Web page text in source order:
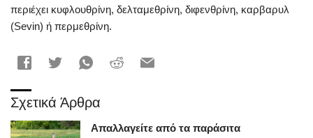
περιέχει κυφλουθρίνη, δελταμεθρίνη, διφενθρίνη, καρβαρυλ
(Sevin) ή περμεθρίνη.
Σχετικά Άρθρα
Απαλλαγείτε από τα παράσιτα